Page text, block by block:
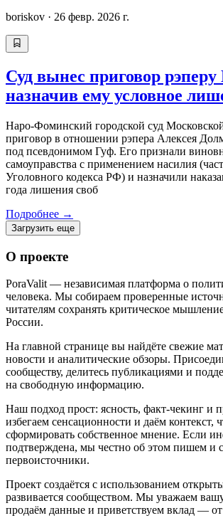
boriskov · 26 февр. 2026 г.
Суд вынес приговор рэперу
назначив ему условное
Наро-Фоминский городской суд
приговор в отношении рэпера Алексея
под псевдонимом Гуф. Его признали
самоуправства с применением насилия
Уголовного кодекса РФ) и назначили
года лишения своб
Подробнее →
Загрузить еще
О проекте
PoraValit — независимая платформа о
человека. Мы собираем проверенные
читателям сохранять критическое
России.
На главной странице вы найдёте свежие
новости и аналитические обзоры.
сообществу, делитесь публикациями и
на свободную информацию.
Наш подход прост: ясность, факт‑чекинг и
избегаем сенсационности и даём контекст,
сформировать собственное мнение. Если
подтверждена, мы честно об этом пишем и
первоисточники.
Проект создаётся с использованием
развивается сообществом. Мы уважаем
продаём данные и приветствуем вклад — от